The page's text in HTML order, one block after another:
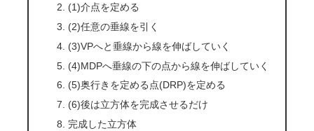
(1)介点を定める
(2)任意の垂線を引く
(3)VPへと垂線から線を伸ばしていく
(4)MDPへ垂線の下の点から線を伸ばしていく
(5)奥行きを定める点(DRP)を定める
(6)後は立方体を完成させるだけ
完成した立方体